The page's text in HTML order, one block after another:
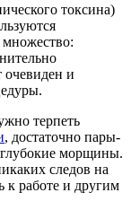
токсина)
очевиден и
терпеть
, достаточно пары-
глубокие морщины.
следов на
к работе и другим